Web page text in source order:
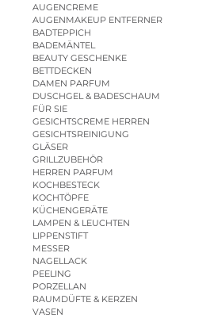
AUGENCREME
AUGENMAKEUP ENTFERNER
BADTEPPICH
BADEMÄNTEL
BEAUTY GESCHENKE
BETTDECKEN
DAMEN PARFUM
DUSCHGEL & BADESCHAUM
FÜR SIE
GESICHTSCREME HERREN
GESICHTSREINIGUNG
GLÄSER
GRILLZUBEHÖR
HERREN PARFUM
KOCHBESTECK
KOCHTÖPFE
KÜCHENGERÄTE
LAMPEN & LEUCHTEN
LIPPENSTIFT
MESSER
NAGELLACK
PEELING
PORZELLAN
RAUMDÜFTE & KERZEN
VASEN